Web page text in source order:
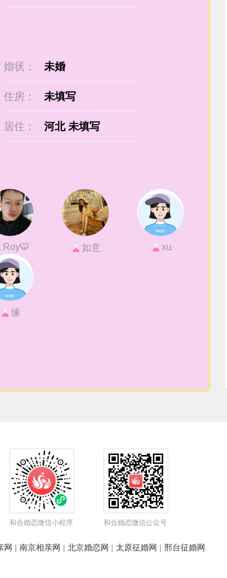
婚状： 未婚
住房： 未填写
居住： 河北 未填写
Roy🐯 如意 xu
缘
和合婚恋微信小程序 和合婚恋微信公众号
网 | 南京相亲网 | 北京婚恋网 | 太原征婚网 | 邢台征婚网